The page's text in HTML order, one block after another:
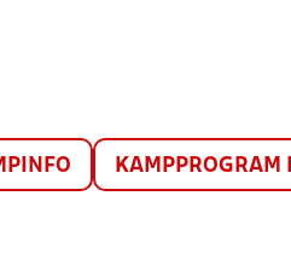
KAMPPROGRAM